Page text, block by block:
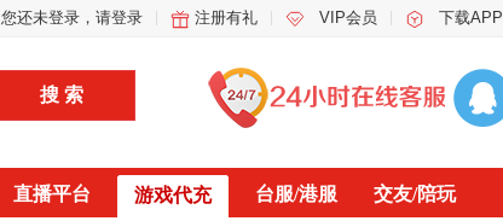
您还未登录，请登录 注册有礼 VIP会员 下载APP
直播平台 游戏代充 台服/港服 交友/陪玩